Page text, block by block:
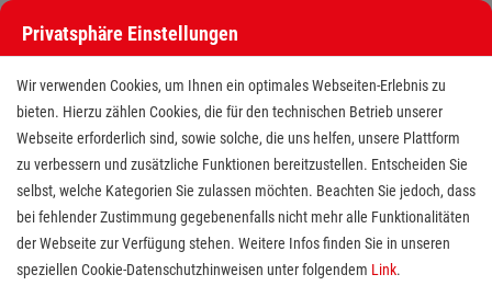
Reinigungskraft (m/w/d)
Privatsphäre Einstellungen
Wir verwenden Cookies, um Ihnen ein optimales Webseiten-Erlebnis zu
bieten. Hierzu zählen Cookies, die für den technischen Betrieb unserer
Webseite erforderlich sind, sowie solche, die uns helfen, unsere Plattform
zu verbessern und zusätzliche Funktionen bereitzustellen. Entscheiden Sie
selbst, welche Kategorien Sie zulassen möchten. Beachten Sie jedoch, dass
bei fehlender Zustimmung gegebenenfalls nicht mehr alle Funktionalitäten
der Webseite zur Verfügung stehen. Weitere Infos finden Sie in unseren
speziellen Cookie-Datenschutzhinweisen unter folgendem Link.